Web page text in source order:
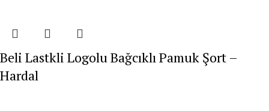
Beli Lastkli Logolu Bağcıklı Pamuk Şort –
Hardal